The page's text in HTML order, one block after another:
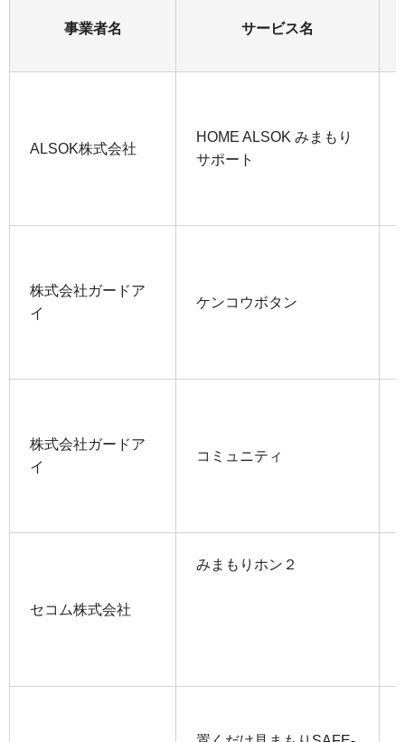
事業者名 サービス名
ALSOK株式会社
HOME ALSOK みまもり
サポート
株式会社ガードア
イ
ケンコウボタン
株式会社ガードア
イ
コミュニティ
セコム株式会社
みまもりホン２